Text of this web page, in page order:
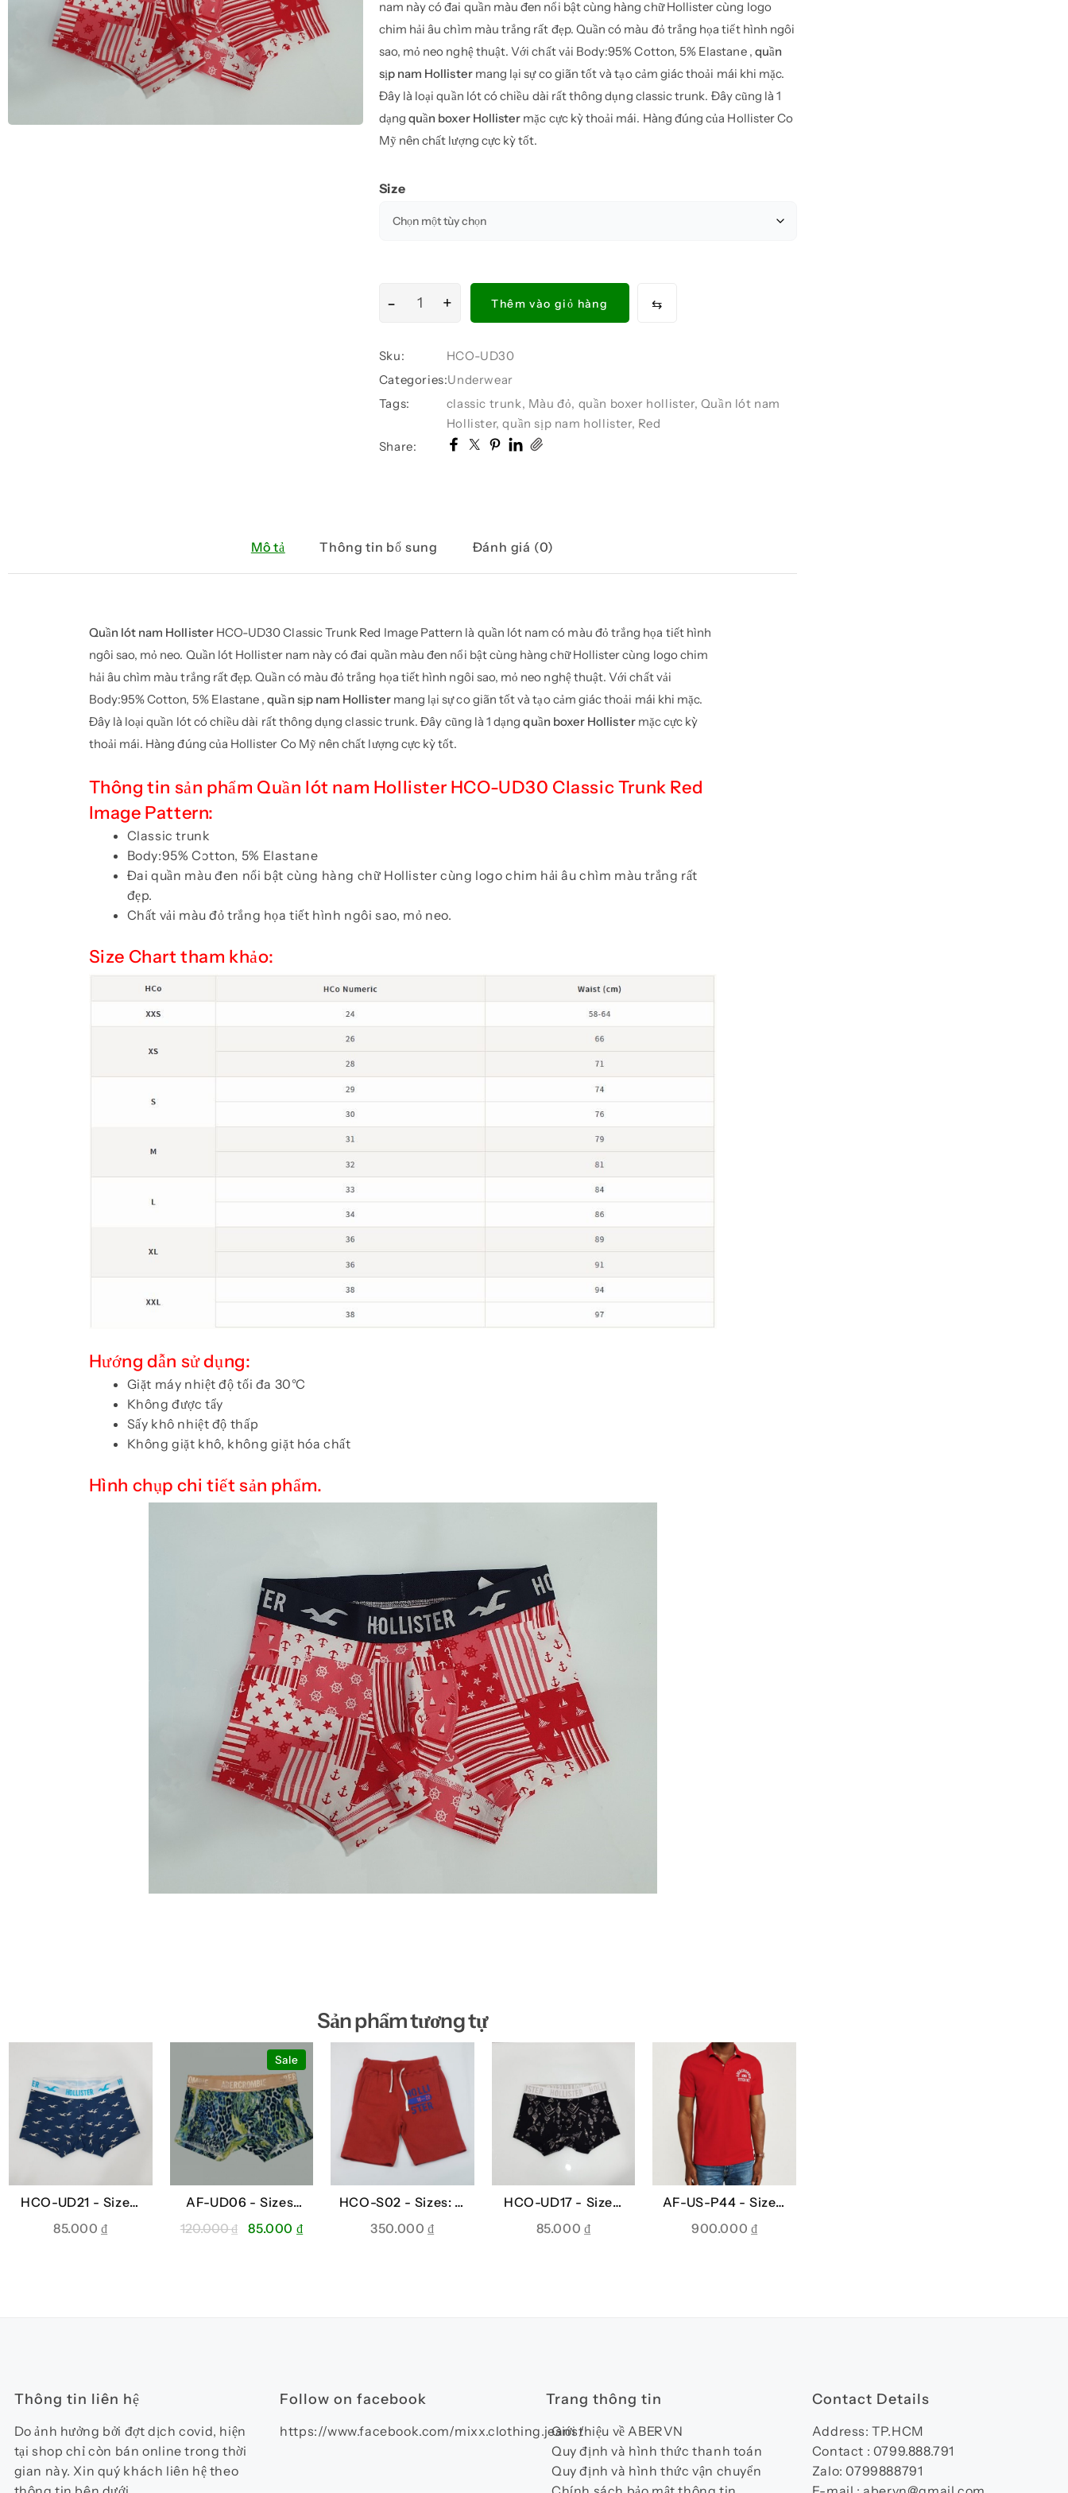
nam này có đai quần màu đen nổi bật cùng hàng chữ Hollister cùng logo
chim hải âu chìm màu trắng rất đẹp. Quần có màu đỏ trắng họa tiết hình ngôi
sao, mỏ neo nghệ thuật. Với chất vải Body:95% Cotton, 5% Elastane , quần
sịp nam Hollistermang lại sự co giãn tốt và tạo cảm giác thoải mái khi mặc.
Đây là loại quần lót có chiều dài rất thông dụng classic trunk. Đây cũng là 1
dạngquần boxer Hollister mặc cực kỳ thoải mái. Hàng đúng của Hollister Co
Mỹ nên chất lượng cực kỳ tốt.
Size
-
Quần
Hollister
HCO-
UD30
Classic
Trunk
lượng
+ Thêm vào giỏ hàng ⇆
Sku:
HCO-UD30
Categories:Underwear
Tags:
classic trunk, Màu đỏ, quần boxer hollister, Quần lót nam
Hollister,quần sịp nam hollister, Red
Share:
Mô tả Thông tin bổ sung Đánh giá (0)
Quần lót nam HollisterHCO-UD30 Classic Trunk Red Image Pattern là quần lót nam có màu đỏ trắng họa tiết hình
ngôi sao, mỏ neo. Quần lót Hollister nam này có đai quần màu đen nổi bật cùng hàng chữ Hollister cùng logo chim
hải âu chìm màu trắng rất đẹp. Quần có màu đỏ trắng họa tiết hình ngôi sao, mỏ neo nghệ thuật. Với chất vải
Body:95% Cotton, 5% Elastane ,quần sịp nam Hollistermang lại sự co giãn tốt và tạo cảm giác thoải mái khi mặc.
Đây là loại quần lót có chiều dài rất thông dụng classic trunk. Đây cũng là 1 dạngquần boxer Hollistermặc cực kỳ
thoải mái. Hàng đúng của Hollister Co Mỹ nên chất lượng cực kỳ tốt.
Thông tin sản phẩm Quần lót nam Hollister HCO-UD30 Classic Trunk Red
Image Pattern:
Classic trunk
Body:95% Cotton, 5% Elastane
Đai quần màu đen nổi bật cùng hàng chữ Hollister cùng logo chim hải âu chìm màu trắng rất
đẹp.
Chất vải màu đỏ trắng họa tiết hình ngôi sao, mỏ neo.
Size Chart tham khảo:
Hướng dẫn sử dụng:
Giặt máy nhiệt độ tối đa 30°C
Không được tẩy
Sấy khô nhiệt độ thấp
Không giặt khô, không giặt hóa chất
Hình chụp chi tiết sản phẩm.
Sản phẩm tương tự
HCO-UD21 - Sizes:
L, XL
85.000₫
Sale
AF-UD06 -Sizes:
M, L
120.000₫
Giá
85.000 ₫Giá
HCO-S02 - Sizes: S,
M
350.000₫
HCO-UD17 - Sizes:
XL
85.000 ₫
AF-US-P44 - Sizes:
XS, S, M, L
900.000 ₫
Thông tin liên hệ
Do ảnh hưởng bởi đợt dịch covid, hiện
tại shop chỉ còn bán online trong thời
gian này. Xin quý khách liên hệ theo
Follow on facebook
https://www.facebook.com/mixx.clothing.jeans/
Trang thông tin
Giới thiệu về ABERVN
Quy định và hình thức thanh toán
Quy định và hình thức vận chuyển
Contact Details
Address: TP.HCM
Contact : 0799.888.791
Zalo: 0799888791